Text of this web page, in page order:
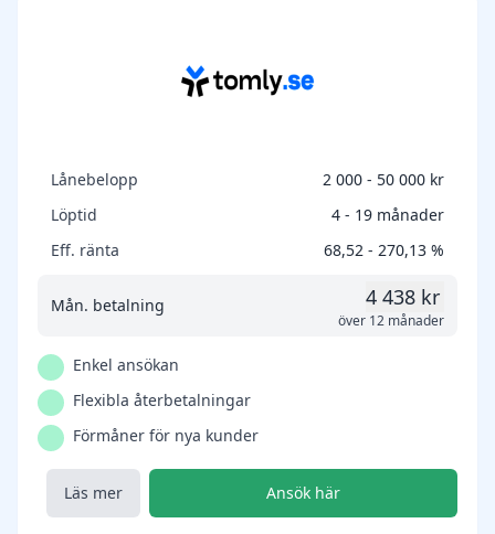
Lånebelopp
2 000 - 50 000 kr
Löptid
4 - 19 månader
Eff. ränta
68,52 - 270,13 %
Mån. betalning 4 438 kr
över 12 månader
Enkel ansökan
Flexibla återbetalningar
Förmåner för nya kunder
Läs mer Ansök här